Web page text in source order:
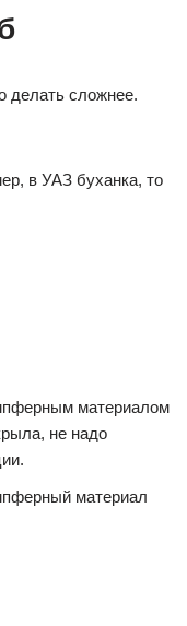
делать сложнее.
в УАЗ буханка, то
материалом
не надо
материал